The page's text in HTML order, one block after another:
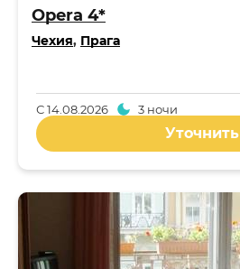
Opera 4*
Чехия, Прага
С14.08.2026 3 ночи
Уточнить